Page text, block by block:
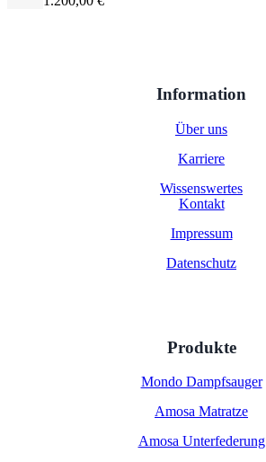
Information
Über uns
Karriere
Wissenswertes
Kontakt
Impressum
Datenschutz
Produkte
Mondo Dampfsauger
Amosa Matratze
Amosa Unterfederung